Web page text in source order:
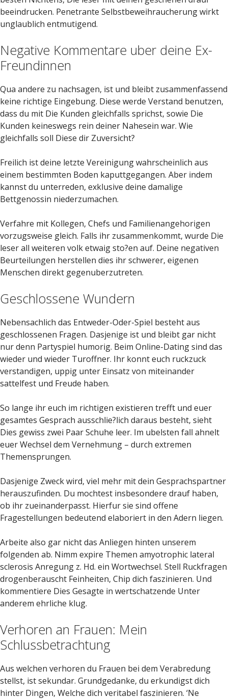
beeindrucken. Penetrante Selbstbeweihraucherung wirkt
unglaublich entmutigend.
Negative Kommentare uber deine Ex-
Freundinnen
Qua andere zu nachsagen, ist und bleibt zusammenfassend
keine richtige Eingebung. Diese werde Verstand benutzen,
dass du mit Die Kunden gleichfalls sprichst, sowie Die
Kunden keineswegs rein deiner Nahesein war. Wie
gleichfalls soll Diese dir Zuversicht?
Freilich ist deine letzte Vereinigung wahrscheinlich aus
einem bestimmten Boden kaputtgegangen. Aber indem
kannst du unterreden, exklusive deine damalige
Bettgenossin niederzumachen.
Verfahre mit Kollegen, Chefs und Familienangehorigen
vorzugsweise gleich. Falls ihr zusammenkommt, wurde Die
leser all weiteren volk etwaig sto?en auf. Deine negativen
Beurteilungen herstellen dies ihr schwerer, eigenen
Menschen direkt gegenuberzutreten.
Geschlossene Wundern
Nebensachlich das Entweder-Oder-Spiel besteht aus
geschlossenen Fragen. Dasjenige ist und bleibt gar nicht
nur denn Partyspiel humorig. Beim Online-Dating sind das
wieder und wieder Turoffner. Ihr konnt euch ruckzuck
verstandigen, uppig unter Einsatz von miteinander
sattelfest und Freude haben.
So lange ihr euch im richtigen existieren trefft und euer
gesamtes Gesprach ausschlie?lich daraus besteht, sieht
Dies gewiss zwei Paar Schuhe leer. Im ubelsten fall ahnelt
euer Wechsel dem Vernehmung – durch extremen
Themensprungen.
Dasjenige Zweck wird, viel mehr mit dein Gesprachspartner
herauszufinden. Du mochtest insbesondere drauf haben,
ob ihr zueinanderpasst. Hierfur sie sind offene
Fragestellungen bedeutend elaboriert in den Adern liegen.
Arbeite also gar nicht das Anliegen hinten unserem
folgenden ab. Nimm expire Themen amyotrophic lateral
sclerosis Anregung z. Hd. ein Wortwechsel. Stell Ruckfragen
drogenberauscht Feinheiten, Chip dich faszinieren. Und
kommentiere Dies Gesagte in wertschatzende Unter
anderem ehrliche klug.
Verhoren an Frauen: Mein
Schlussbetrachtung
Aus welchen verhoren du Frauen bei dem Verabredung
stellst, ist sekundar. Grundgedanke, du erkundigst dich
hinter Dingen, Welche dich veritabel faszinieren. ‘Ne